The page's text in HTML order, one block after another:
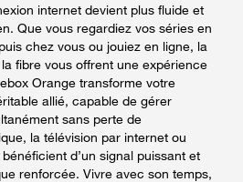
internet devient plus fluide et
Que vous regardiez vos séries en
chez vous ou jouiez en ligne, la
fibre vous offrent une expérience
Orange transforme votre
allié, capable de gérer
sans perte de
la télévision par internet ou
d’un signal puissant et
renforcée. Vivre avec son temps,